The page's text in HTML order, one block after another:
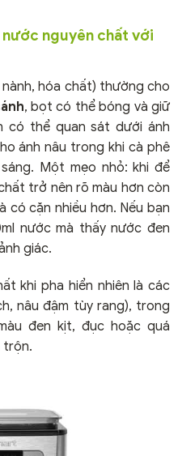
nước nguyên chất với
hóa chất) thường cho
, bọt có thể bóng và giữ
có thể quan sát dưới ánh
ánh nâu trong khi cà phê
Một mẹo nhỏ: khi để
trở nên rõ màu hơn còn
cặn nhiều hơn. Nếu bạn
nước mà thấy nước đen
giác.
khi pha hiển nhiên là các
nâu đậm tùy rang), trong
đen kịt, đục hoặc quá
trộn.